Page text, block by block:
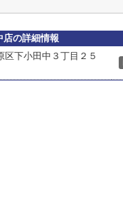
店の詳細情報
区下小田中３丁目２５